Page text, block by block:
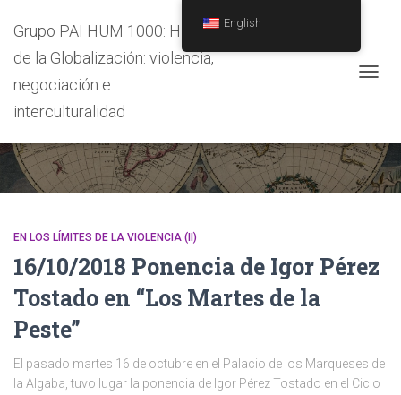
Grupo PAI HUM 1000: Historia
de la Globalización: violencia,
negociación e
interculturalidadCONFERENCIA
EN LOS LÍMITES DE LA VIOLENCIA (II)
16/10/2018 Ponencia de Igor Pérez
Tostado en “Los Martes de la
Peste”
El pasado martes 16 de octubre en el Palacio de los Marqueses de
la Algaba, tuvo lugar la ponencia de Igor Pérez Tostado en el Ciclo
English